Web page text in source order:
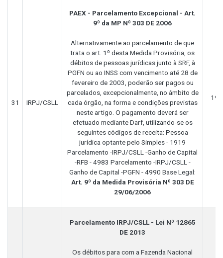
31 IRPJ/CSLL
PAEX - Parcelamento Excepcional - Art.
9º da MP Nº 303 DE 2006
Alternativamente ao parcelamento de que
trata o art. 1º desta Medida Provisória, os
débitos de pessoas jurídicas junto à SRF, à
PGFN ou ao INSS com vencimento até 28 de
fevereiro de 2003, poderão ser pagos ou
parcelados, excepcionalmente, no âmbito de
cada órgão, na forma e condições previstas
neste artigo. O pagamento deverá ser
efetuado mediante Darf, utilizando-se os
seguintes códigos de receita: Pessoa
jurídica optante pelo Simples - 1919
Parcelamento -IRPJ/CSLL -Ganho de Capital
-RFB - 4983 Parcelamento -IRPJ/CSLL -
Ganho de Capital -PGFN - 4990 Base Legal:
Art. 9º da Medida Provisória Nº 303 DE
29/06/2006
Parcelamento IRPJ/CSLL - Lei Nº 12865
DE 2013
Os débitos para com a Fazenda Nacional